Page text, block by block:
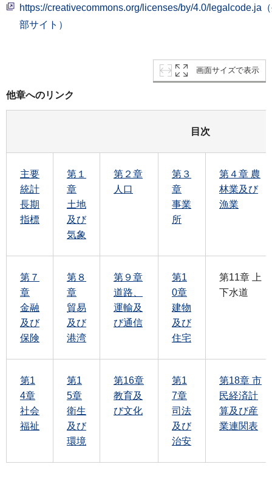
https://creativecommons.org/licenses/by/4.0/legalcode.ja
部サイト）
画面サイズで表示
他章へのリンク
目次
主要
統計
長期
指標
第１
章
土地
及び
気象
第２章
人口
第３
章
事業
所
第４章 農
林業及び
漁業
第７
章
金融
及び
保険
第８
章
貿易
及び
港湾
第９章
道路、
運輸及
び通信
第1
0章
建物
及び
住宅
第11章 上
下水道
第1
4章
社会
福祉
第1
5章
衛生
及び
環境
第16章
教育及
び文化
第1
7章
司法
及び
治安
第18章 市
民経済計
算及び産
業連関表